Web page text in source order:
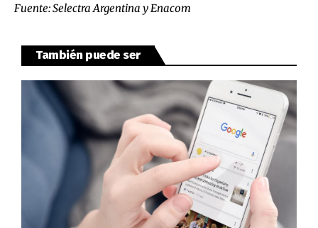
Fuente:Selectra Argentina yEnacom
También puede ser